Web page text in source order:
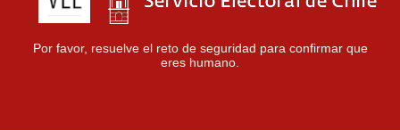
Por favor, resuelve el reto de seguridad para confirmar que
eres humano.